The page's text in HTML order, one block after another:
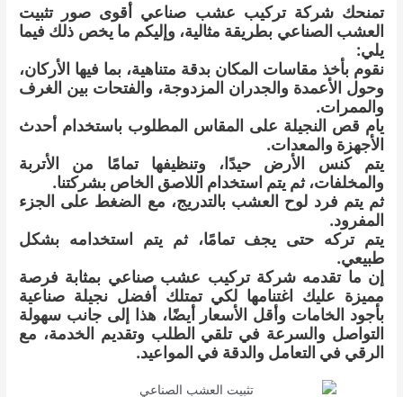
تمنحك شركة تركيب عشب صناعي أقوى صور تثبيت
العشب الصناعي بطريقة مثالية، وإليكم ما يخص ذلك فيما
يلي:
نقوم بأخذ مقاسات المكان بدقة متناهية، بما فيها الأركان،
وحول الأعمدة والجدران المزدوجة، والفتحات بين الغرف
والممرات.
يام قص النجيلة على المقاس المطلوب باستخدام أحدث
الأجهزة والمعدات.
يتم كنس الأرض حيدًا، وتنظيفها تمامًا من الأتربة
والمخلفات، ثم يتم استخدام اللاصق الخاص بشركتنا.
ثم يتم فرد لوح العشب بالتدريج، مع الضغط على الجزء
المفرود.
يتم تركه حتى يجف تمامًا، ثم يتم استخدامه بشكل
طبيعي.
إن ما تقدمه شركة تركيب عشب صناعي بمثابة فرصة
مميزة عليك اغتنامها لكي تمتلك أفضل نجيلة صناعية
بأجود الخامات وأقل الأسعار أيضًا، هذا إلى جانب سهولة
التواصل والسرعة في تلقي الطلب وتقديم الخدمة، مع
الرقي في التعامل والدقة في المواعيد.